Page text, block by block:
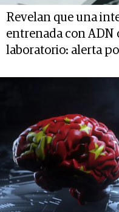
Revelan que una
entrenada con ADN
laboratorio: alerta